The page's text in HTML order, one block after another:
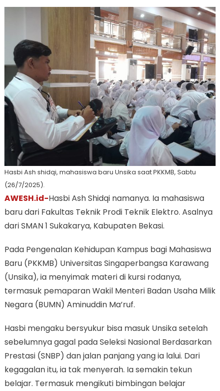
Hasbi Ash shidqi, mahasiswa baru Unsika saat PKKMB, Sabtu
(26/7/2025).
AWESH.id-Hasbi Ash Shidqi namanya. Ia mahasiswa
baru dari Fakultas Teknik Prodi Teknik Elektro. Asalnya
dari SMAN 1 Sukakarya, Kabupaten Bekasi.
Pada Pengenalan Kehidupan Kampus bagi Mahasiswa
Baru (PKKMB) Universitas Singaperbangsa Karawang
(Unsika), ia menyimak materi di kursi rodanya,
termasuk pemaparan Wakil Menteri Badan Usaha Milik
Negara (BUMN) Aminuddin Ma’ruf.
Hasbi mengaku bersyukur bisa masuk Unsika setelah
sebelumnya gagal pada Seleksi Nasional Berdasarkan
Prestasi (SNBP) dan jalan panjang yang ia lalui. Dari
kegagalan itu, ia tak menyerah. Ia semakin tekun
belajar. Termasuk mengikuti bimbingan belajar